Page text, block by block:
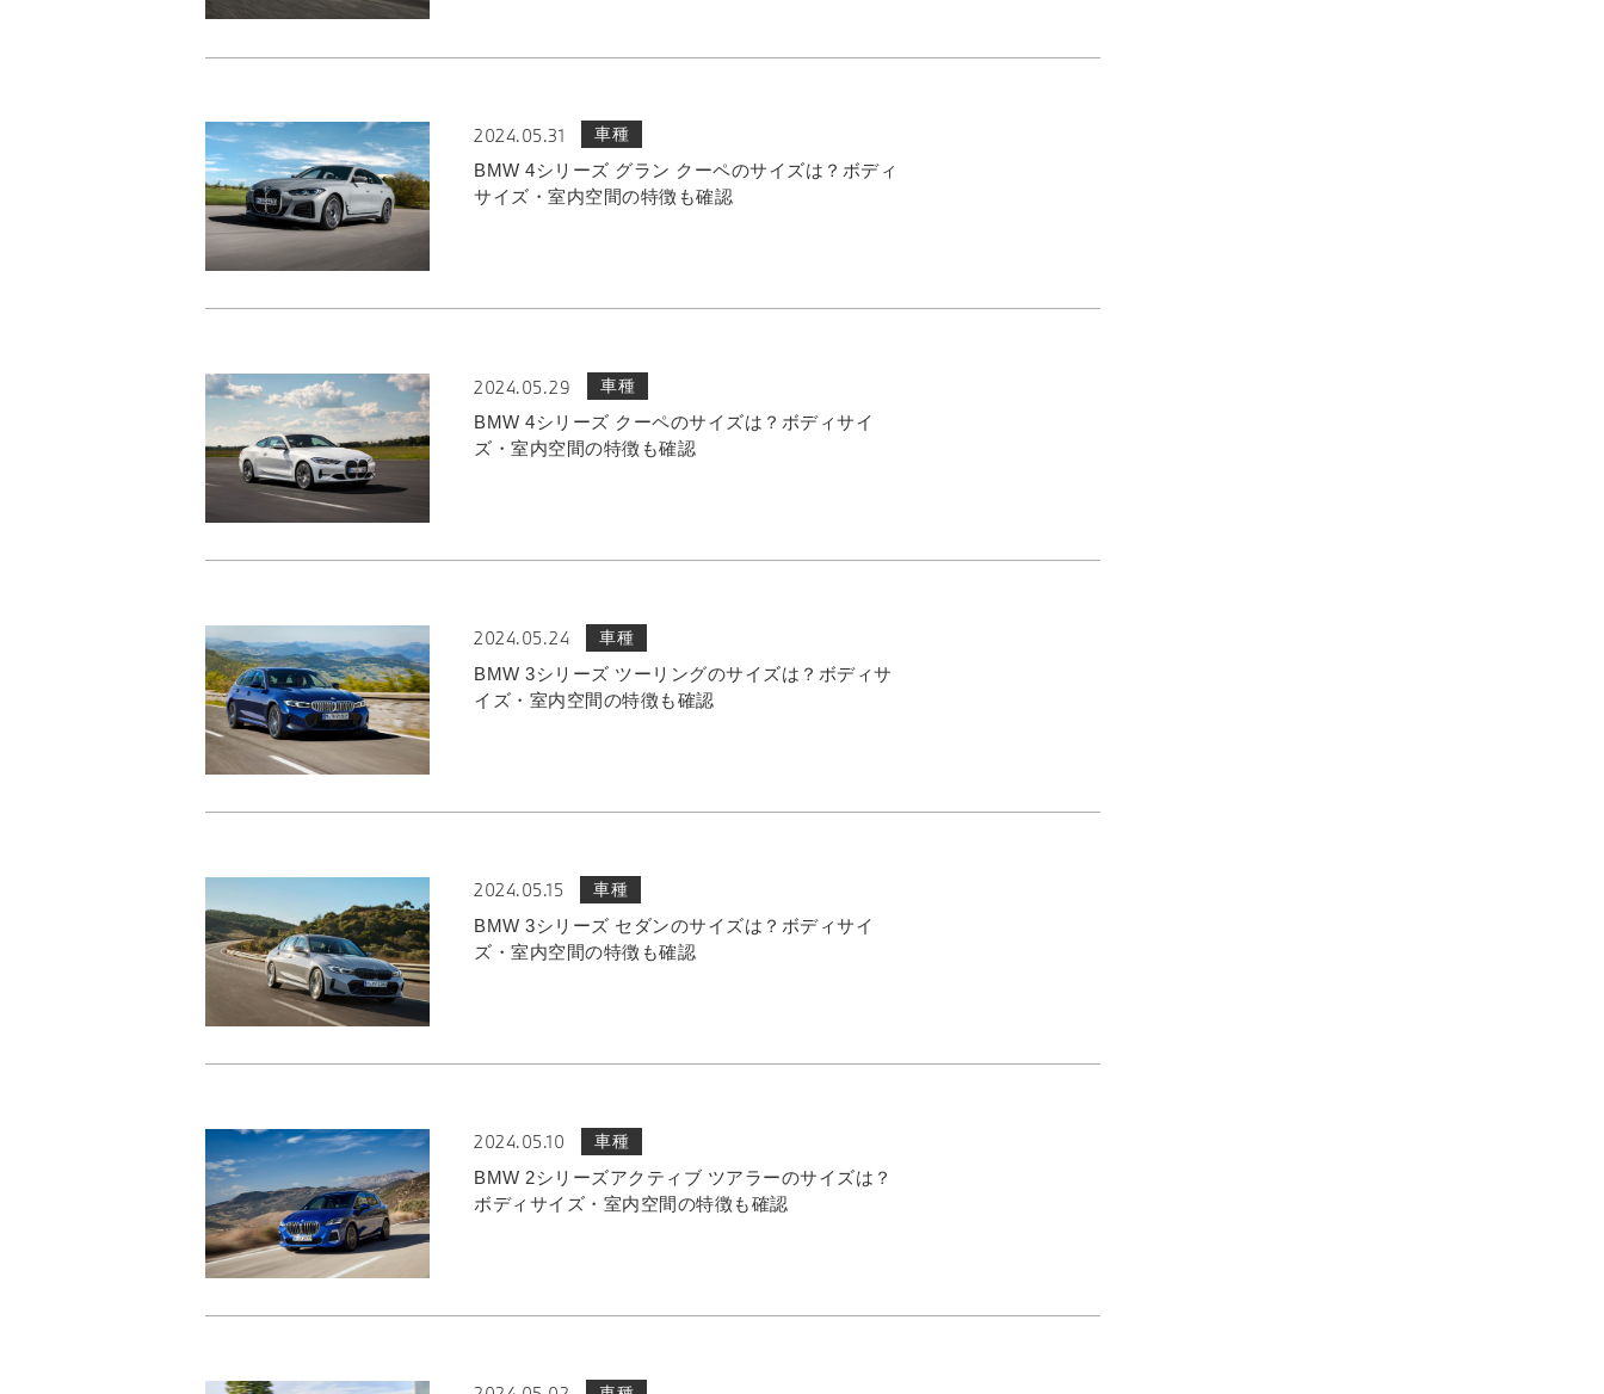
2024.05.31 車種
BMW 4シリーズ グラン クーペのサイズは？ボディ
サイズ・室内空間の特徴も確認
2024.05.29 車種
BMW 4シリーズ クーペのサイズは？ボディサイ
ズ・室内空間の特徴も確認
2024.05.24 車種
BMW 3シリーズ ツーリングのサイズは？ボディサ
イズ・室内空間の特徴も確認
2024.05.15 車種
BMW 3シリーズ セダンのサイズは？ボディサイ
ズ・室内空間の特徴も確認
2024.05.10 車種
BMW 2シリーズアクティブ ツアラーのサイズは？
ボディサイズ・室内空間の特徴も確認